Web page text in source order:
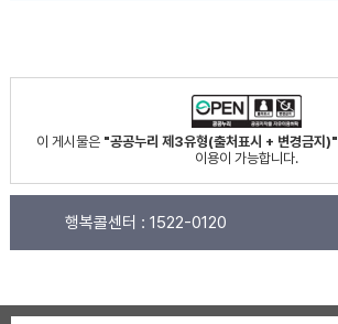
이 게시물은 "공공누리 제3유형(출처표시 + 변경금지)"
이용이 가능합니다.
행복콜센터 : 1522-0120